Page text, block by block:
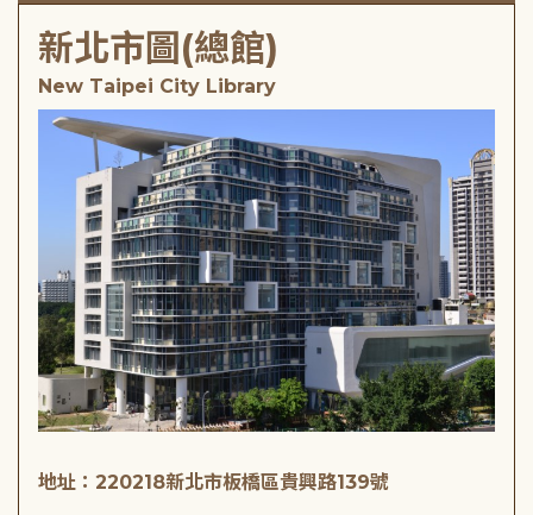
新北市圖(總館)
New Taipei City Library
地址：220218新北市板橋區貴興路139號